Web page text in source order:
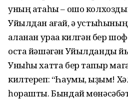
уның атаһы – ошо
Уйылдан ағай, ә
ҡаланан ураҡҡа килгән бер
оста йәшәгән Уйылданды
Уныһы хатта бер тапҡыр
килтереп: “Һаумы, ҡыҙым!
һорашты. Бындай